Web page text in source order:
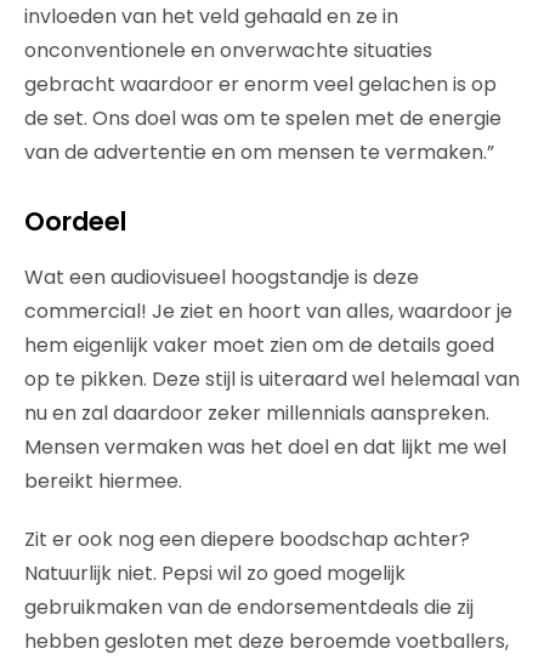
invloeden van het veld gehaald en ze in
onconventionele en onverwachte situaties
gebracht waardoor er enorm veel gelachen is op
de set. Ons doel was om te spelen met de energie
van de advertentie en om mensen te vermaken.”
Oordeel
Wat een audiovisueel hoogstandje is deze
commercial! Je ziet en hoort van alles, waardoor je
hem eigenlijk vaker moet zien om de details goed
op te pikken. Deze stijl is uiteraard wel helemaal van
nu en zal daardoor zeker millennials aanspreken.
Mensen vermaken was het doel en dat lijkt me wel
bereikt hiermee.
Zit er ook nog een diepere boodschap achter?
Natuurlijk niet. Pepsi wil zo goed mogelijk
gebruikmaken van de endorsementdeals die zij
hebben gesloten met deze beroemde voetballers,